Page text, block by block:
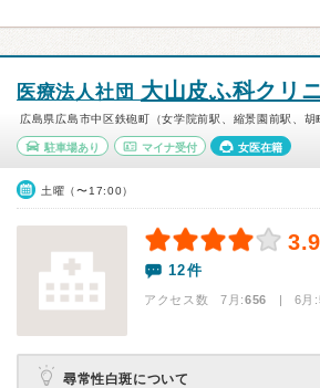
医療法人社団 大山皮ふ科クリ
広島県広島市中区鉄砲町（女学院前駅、縮景園前駅、胡
駐車場あり マイナ受付 女医在籍
土曜（〜17:00）
12件
アクセス数 7月:656 | 6月:
尋常性白斑について